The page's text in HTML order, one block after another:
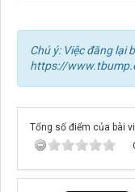
Chú ý: Việc đăng lại
https://
Tổng số điểm của bài